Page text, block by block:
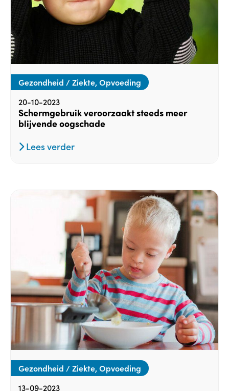
Gezondheid / Ziekte, Opvoeding
20-10-2023
Schermgebruik veroorzaakt steeds meer
blijvende oogschade
Lees verder
Gezondheid / Ziekte, Opvoeding
13-09-2023